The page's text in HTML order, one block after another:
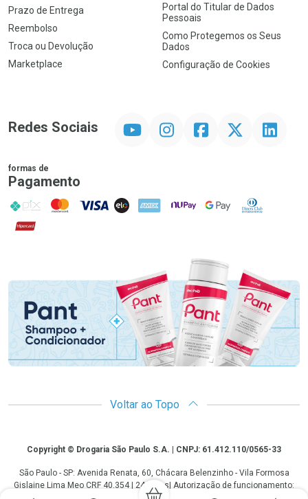
Prazo de Entrega
Reembolso
Troca ou Devolução
Marketplace
Portal do Titular de Dados
Pessoais
Como Protegemos os Seus
Dados
Configuração de Cookies
Redes Sociais InstagramFacebookTwitter Linkedin
formas de
Pagamento
PIX MasterCard
VISA ELO AMEX NuPay Google PayDiners Club
Hipercard
Voltar ao Topo
CopyrightCopyright © Drogaria São Paulo S.A. | CNPJ: 61.412.110/0565-33
São Paulo - SP: Avenida Renata, 60, Chácara Belenzinho - Vila Formosa
Gislaine Lima Meo CRF 40.354 | 24 horas| Autorização de funcionamento: